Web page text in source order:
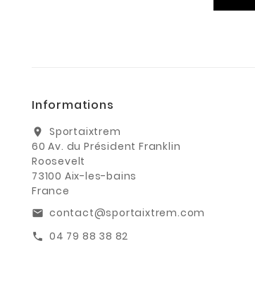
Informations
location_on
Sportaixtrem
60 Av. du Président Franklin
Roosevelt
73100 Aix-les-bains
France
email contact@sportaixtrem.com
call 04 79 88 38 82